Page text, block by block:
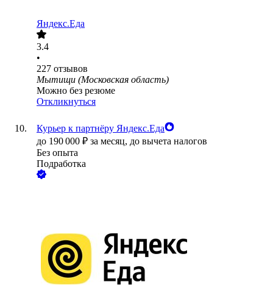
Яндекс.Еда
3.4
•
227 отзывов
Мытищи (Московская область)
Можно без резюме
Откликнуться
Курьер к партнёру Яндекс.Еда
до 190 000 ₽ за месяц, до вычета налогов
Без опыта
Подработка